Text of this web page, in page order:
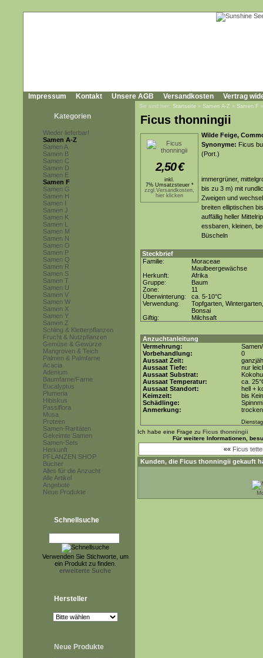
Impressum Kontakt Unsere AGB Versandkosten Vertrag
Kategorien
Wieder lieferbar!
Samen A-Z
Samen A
Samen B
Samen C
Samen D
Samen E
Samen F
Samen G
Samen H
Samen I
Samen J
Samen K
Samen L
Samen M
Samen N
Samen O
Samen P
Samen Q
Samen R
Samen S
Samen T
Samen U
Samen V
Samen W
Samen X
Samen Y
Samen Z
Schling & Kletterpflanzen
Frucht & Nutzpflanzen
Gemüse & Gewürze
Mangroven & Teich
Palmen & Palmfarne
Acacia
Adenium
Baumfarne/Farne
Eucalyptus
Plumeria
Hibiskus
Passiflora
Musa
Proteen
Samen-Raritäten
Gekeimte Samen
Samen-Sets
Herkunft
PFLANZEN SHOP
Bücher
Alles für die Anzucht
Alle Artikel
Angebote
Neue Produkte
Schnellsuche
Verwenden Sie Stichworte, um
ein Produkt zu finden.
erweiterte Suche
Hersteller
Neue Produkte
Sie sind hier: Startseite » Samen A-Z » Samen F
Ficus thonningii
2,50€
inkl.
7% Umsatzsteuer *
zzgl.Versandkosten,
hier klicken
Wilde Feige,
Synonyme: Ficus
(Port.)
immergrüner,
bis zu 3 m) mit
Zweigen und
breiten elliptischen
auffällig heller
essbaren, kleinen,
Büscheln
Steckbrief
Familie:
Moraceae
Maulbeergewächse
Herkunft:
Afrika
Gruppe:
Baum
Zone:
11
Überwinterung:
ca. 5-10°C
Verwendung:
Topfgarten, Wintergarten,
Bonsai
Giftig:
Milchsaft
Anzuchtanleitung
Vermehrung:
Vorbehandlung:
0
Aussaat Zeit:
Aussaat Tiefe:
nur
Aussaat Substrat:
Aussaat Temperatur:
ca.
Aussaat Standort:
hell +
Keimzeit:
bis
Schädlinge:
Anmerkung:
Ich habe eine Frage zu Ficus thonningii
Für weitere Informationen,
«« Ficus
Kunden, die Ficus thonningii gekauft